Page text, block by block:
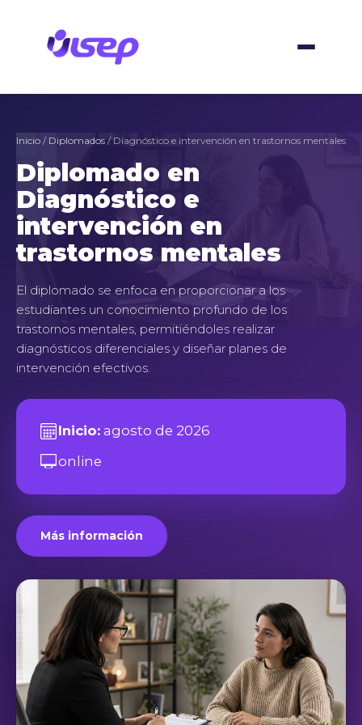
contenido
Inicio / Diplomados / Diagnóstico e intervención en trastornos mentales
Diplomado en
Diagnóstico e
intervención en
trastornos mentales
El diplomado se enfoca en proporcionar a los
estudiantes un conocimiento profundo de los
trastornos mentales, permitiéndoles realizar
diagnósticos diferenciales y diseñar planes de
intervención efectivos.
Inicio: agosto de 2026
online
Más información